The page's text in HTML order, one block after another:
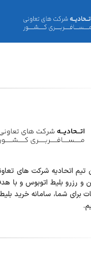
تیم اتحادیه شرکت های
و رزرو بلیط اتوبوس و با
برای شما، سامانه خرید بلیط